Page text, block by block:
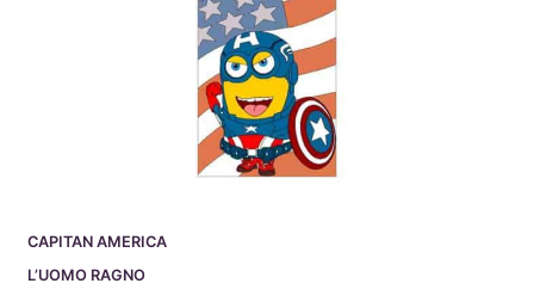
CAPITAN AMERICA
L’UOMO RAGNO